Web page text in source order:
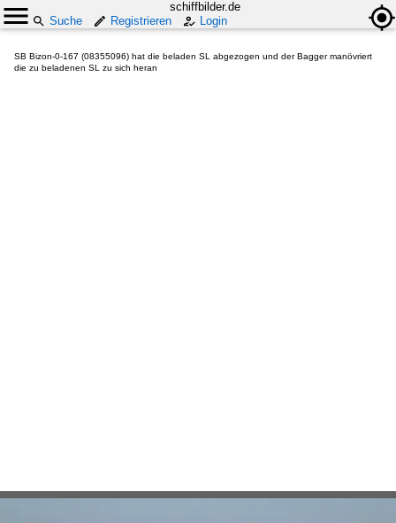
schiffbilder.de
Suche
Registrieren Login
SB Bizon-0-167 (08355096) hat die beladen SL abgezogen und der Bagger manövriert
die zu beladenen SL zu sich heran